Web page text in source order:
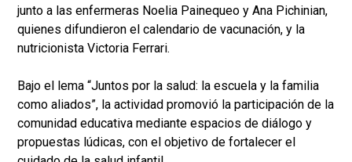
junto a las enfermeras Noelia Painequeo y Ana Pichinian,
quienes difundieron el calendario de vacunación, y la
nutricionista Victoria Ferrari.
Bajo el lema “Juntos por la salud: la escuela y la familia
como aliados”, la actividad promovió la participación de la
comunidad educativa mediante espacios de diálogo y
propuestas lúdicas, con el objetivo de fortalecer el